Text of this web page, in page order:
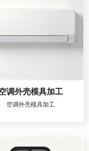
调外壳模具加工
空调外壳模具加工